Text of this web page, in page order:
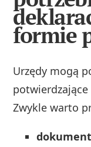
formie
Urzędy mogą
Zwykle warto